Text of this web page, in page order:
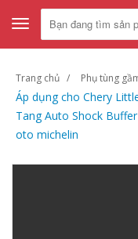
Toggle
navigation
Trang chủ Phụ tùng
Áp dụng cho Chery
Tang Auto Shock
oto michelin